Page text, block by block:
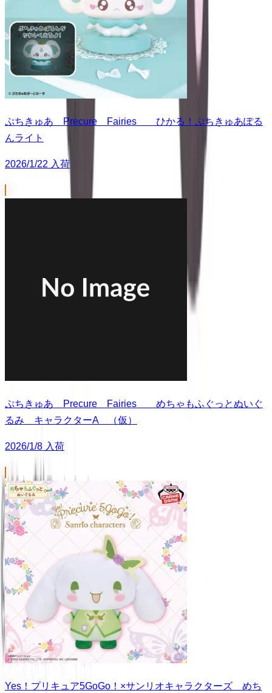
ぷちきゅあ Precure Fairies ひかる！ぷちきゅあぽる
んライト
2026/1/22 入荷
ぷちきゅあ Precure Fairies めちゃもふぐっとぬいぐ
るみ キャラクターA （仮）
2026/1/8 入荷
Yes！プリキュア5GoGo！×サンリオキャラクターズ めち